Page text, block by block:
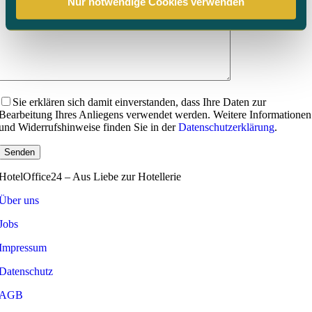
Sie erklären sich damit einverstanden, dass Ihre Daten zur
Ihres Anliegens verwendet werden. Weitere Informationen
Widerrufshinweise finden Sie in derDatenschutzerklärung.
– Aus Liebe zur Hotellerie
uns